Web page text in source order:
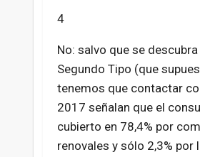
4
No: salvo que se
Segundo Tipo (que
tenemos que contactar
2017 señalan que el
cubierto en 78,4% por
renovales y sólo 2,3% por